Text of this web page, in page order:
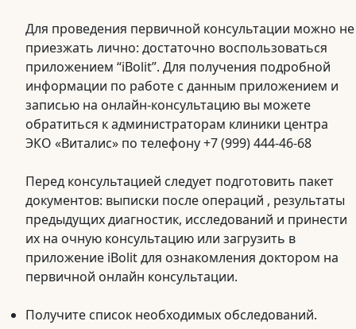
Для проведения первичной консультации можно не
приезжать лично: достаточно воспользоваться
приложением “iBolit”. Для получения подробной
информации по работе с данным приложением и
записью на онлайн-консультацию вы можете
обратиться к администраторам клиники центра
ЭКО «Виталис» по телефону +7 (999) 444-46-68
Перед консультацией следует подготовить пакет
документов: выписки после операций , результаты
предыдущих диагностик, исследований и принести
их на очную консультацию или загрузить в
приложение iBolit для ознакомления доктором на
первичной онлайн консультации.
Получите список необходимых обследований.